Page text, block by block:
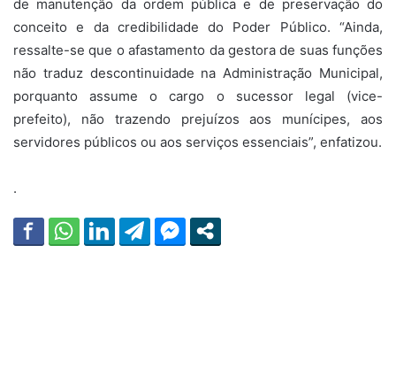
de manutenção da ordem pública e de preservação do
conceito e da credibilidade do Poder Público. “Ainda,
ressalte-se que o afastamento da gestora de suas funções
não traduz descontinuidade na Administração Municipal,
porquanto assume o cargo o sucessor legal (vice-
prefeito), não trazendo prejuízos aos munícipes, aos
servidores públicos ou aos serviços essenciais”, enfatizou.
.